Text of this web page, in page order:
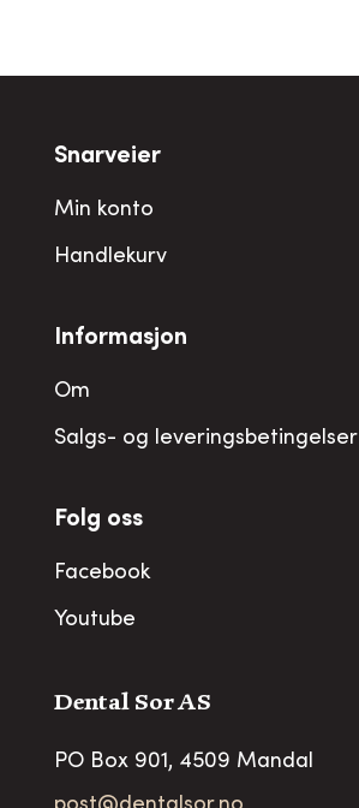
Snarveier
Min konto
Handlekurv
Informasjon
Om
Salgs- og leveringsbetingelser
Folg oss
Facebook
Youtube
Dental Sor AS
PO Box 901, 4509 Mandal